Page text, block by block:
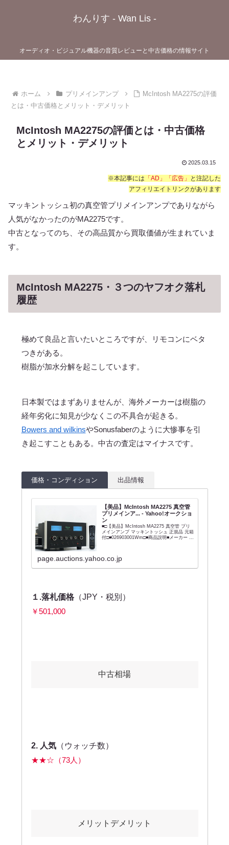
わんりす - Wan Lis -
オーディオ・ビジュアル機器の音質レビューと中古価格の情報サイト
ホーム プリメインアンプ
McIntosh MA2275の評価
とは・中古価格とメリット・デメリット
McIntosh MA2275の評価とは・中古価格
とメリット・デメリット
2025.03.15
※本記事には 「AD」「広告」
と注記した
アフィリエイトリンクがあります
マッキントッシュ初の真空管プリメインアンプでありながら
人気がなかったのがMA2275です。
中古となってのち、その高品質から買取価値が生まれていま
す。
McIntosh MA2275・３つのヤフオク落札
履歴
極めて良品と言いたいところですが、リモコンにベタ
つきがある。
樹脂が加水分解を起こしています。
日本製ではまずありませんが、海外メーカーは樹脂の
経年劣化に知見が少なくこの不具合が起きる。
Bowers and wilkinsやSonusfaberのように大惨事を引
き起こすこともある。中古の査定はマイナスです。
価格・コンディション 出品情報
【美品】McIntosh MA2275 真空管
プリメインア... - Yahoo!オークショ
ン
■□【美品】McIntosh MA2275 真空管 プリ
メインアンプ マッキントッシュ 正規品 元箱
付□■026903001Wm□■商品説明■メーカー :
page.auctions.yahoo.co.jp
１.落札価格（JPY・税別）
￥501,000
中古相場
2. 人気（ウォッチ数）
★★☆（73人）
メリットデメリット